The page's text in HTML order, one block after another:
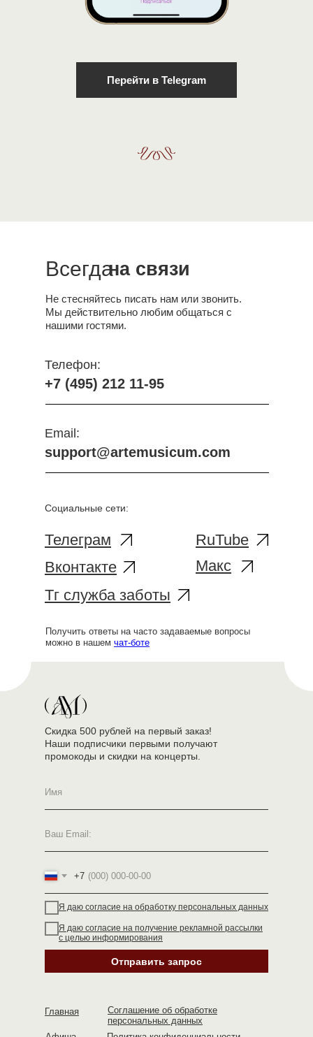
Перейти в Telegram
Всегдана связи
Не стесняйтесь писать нам или звонить.
Мы действительно любим общаться с
нашими гостями.
Телефон:
+7 (495) 212 11-95
Email:
support@artemusicum.com
Социальные сети:
Телеграм
RuTube
Вконтакте
Скидка 500 рублей на первый заказ!
Наши подписчики первыми получают
промокоды и скидки на концерты.
Главная
Соглашение об обработке
персональных данных
Получить ответы на часто задаваемые вопросы
можно в нашем чат-боте
Макс
Тг служба заботы
+7
Я даю согласие на обработку персональных данных
Я даю согласие на получение рекламной рассылки
с целью информирования
Отправить запрос